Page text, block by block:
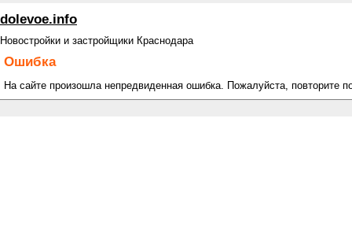
dolevoe.info
Новостройки и застройщики Краснодара
Ошибка
На сайте произошла непредвиденная ошибка. Пожалуйста, повторите